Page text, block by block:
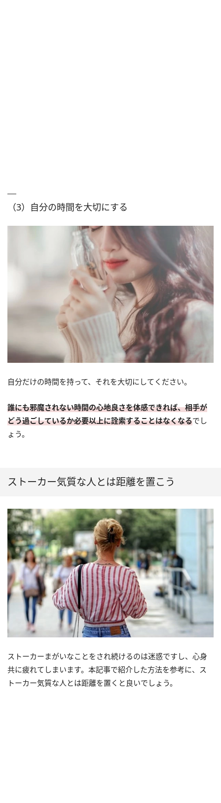
（3）自分の時間を大切にする
自分だけの時間を持って、それを大切にしてください。
誰にも邪魔されない時間の心地良さを体感できれば、相手が
どう過ごしているか必要以上に詮索することはなくなるでし
ょう。
ストーカー気質な人とは距離を置こう
ストーカーまがいなことをされ続けるのは迷惑ですし、心身
共に疲れてしまいます。本記事で紹介した方法を参考に、ス
トーカー気質な人とは距離を置くと良いでしょう。